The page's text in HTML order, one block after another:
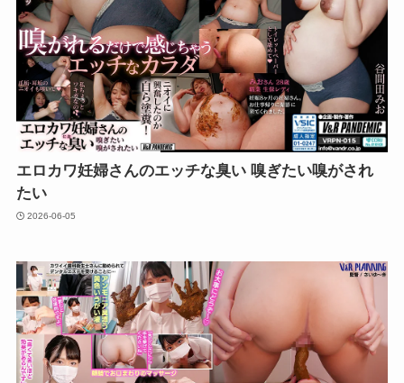
エロカワ妊婦さんのエッチな臭い 嗅ぎたい嗅がされ
たい
2026-06-05